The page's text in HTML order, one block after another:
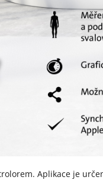
Aplikace je